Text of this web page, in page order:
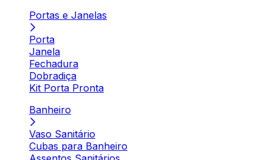
Portas e Janelas
Porta
Janela
Fechadura
Dobradiça
Kit Porta Pronta
Banheiro
Vaso Sanitário
Cubas para Banheiro